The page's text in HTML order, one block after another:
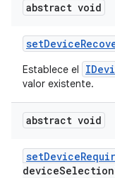
abstract void
setDevice
Establece el
valor existente.
abstract void
setDevice
device